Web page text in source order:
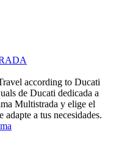
according to Ducati
de Ducati dedicada a
Multistrada y elige el
adapte a tus necesidades.